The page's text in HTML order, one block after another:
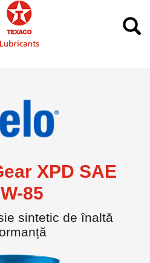
XPD SAE
85
sintetic de înaltă